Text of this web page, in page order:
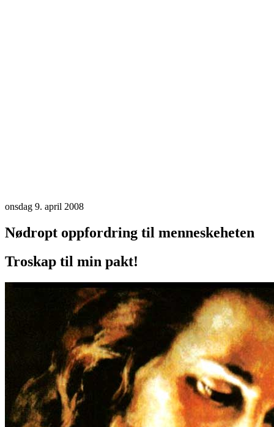
onsdag 9. april 2008
Nødropt oppfordring til menneskeheten
Troskap til min pakt!